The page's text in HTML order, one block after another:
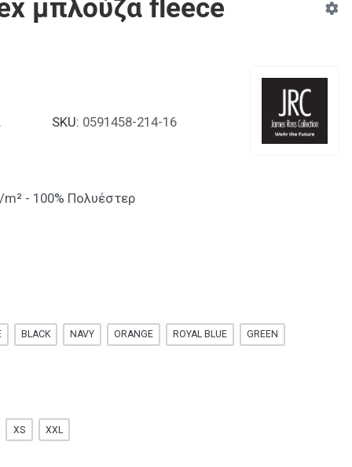
μπλούζα fleece
SKU: 0591458-214-16
- 100% Πολυέστερ
BLACK NAVY ORANGE ROYAL BLUE GREEN
XS XXL